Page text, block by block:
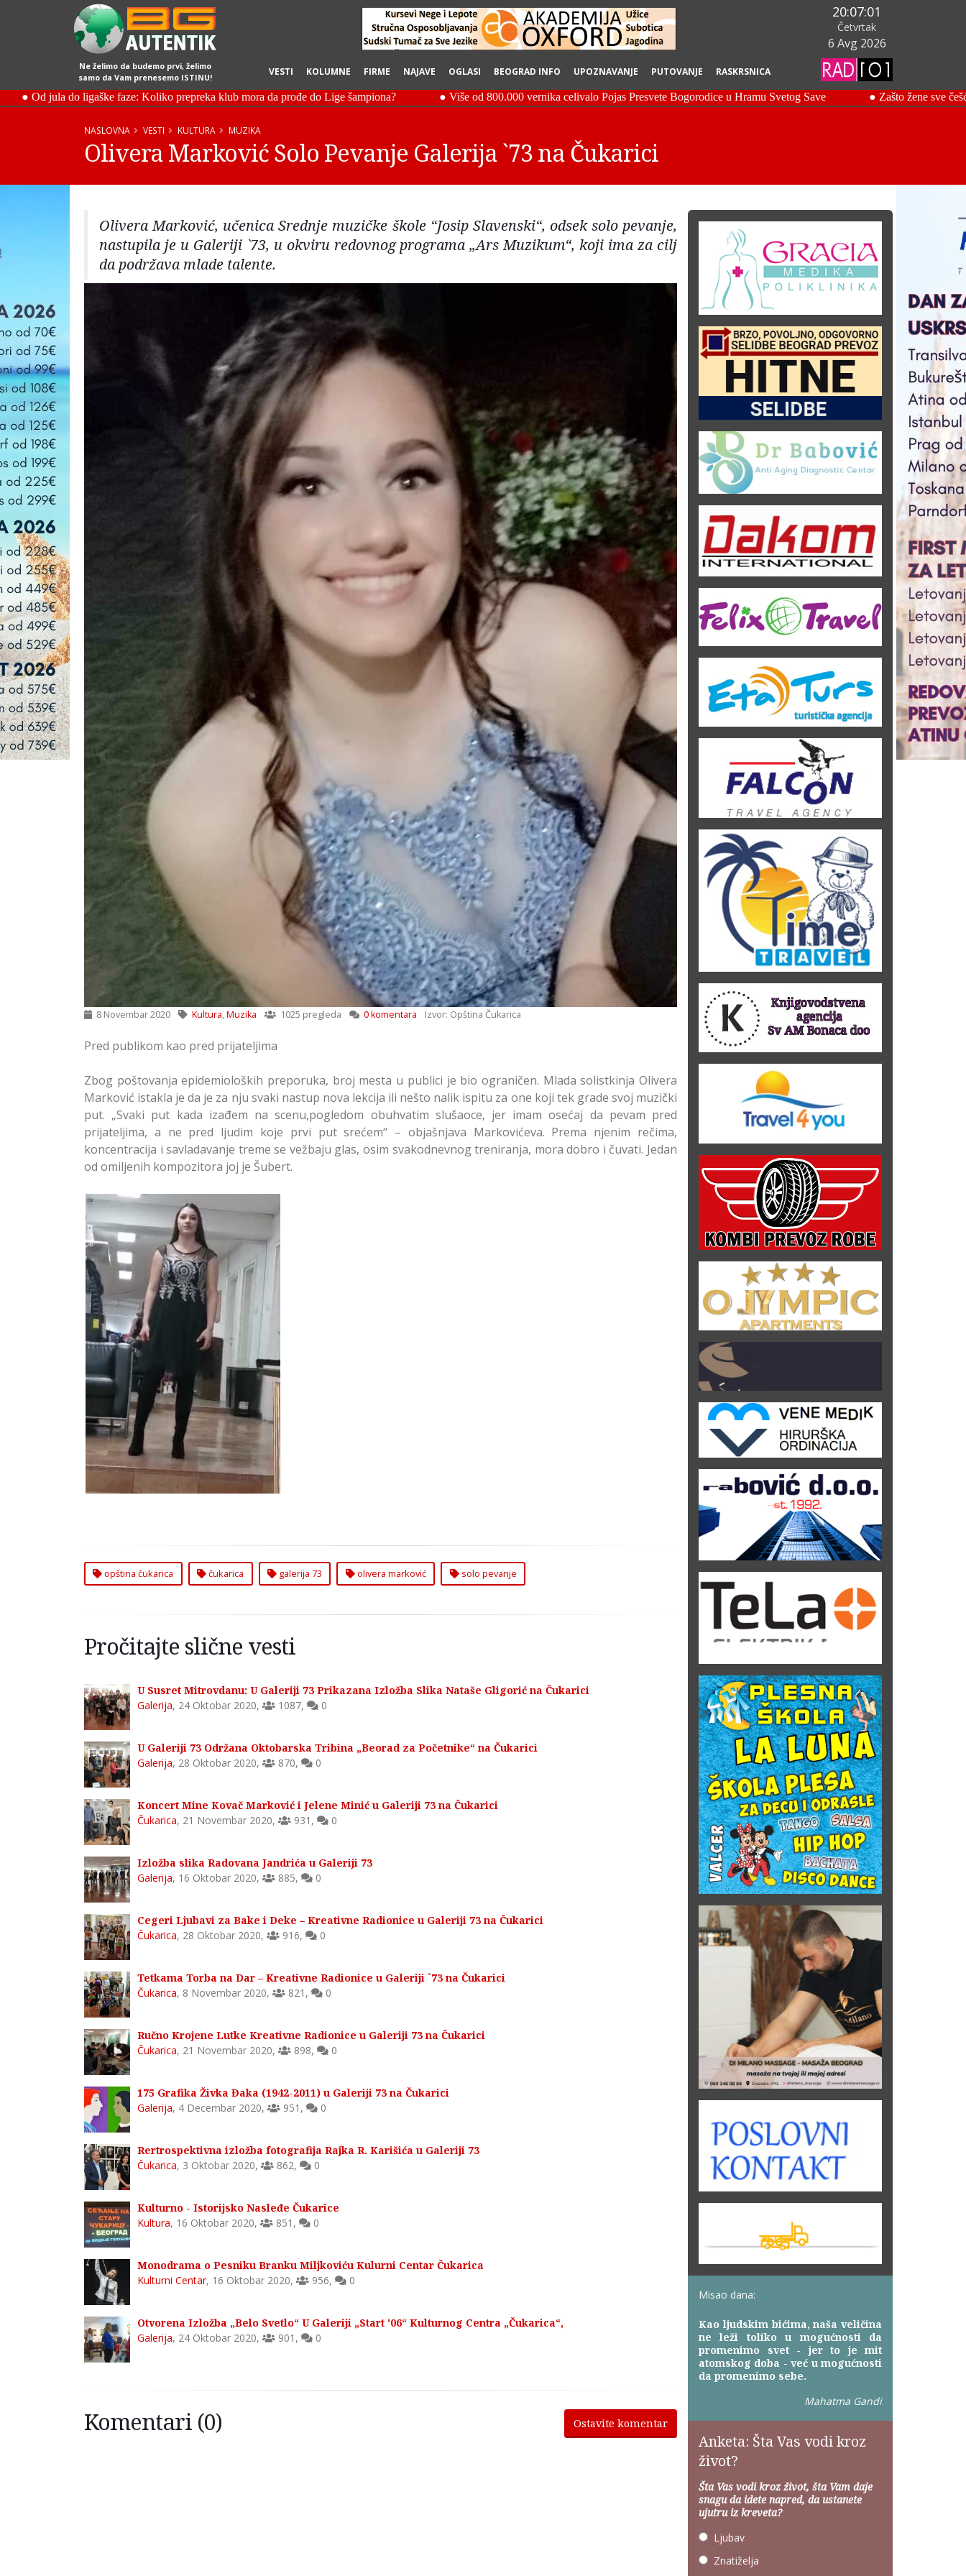
Ne želimo da budemo prvi, želimo
samo da Vam prenesemo ISTINU!
VESTI KOLUMNE FIRME NAJAVE OGLASI BEOGRAD INFO UPOZNAVANJE PUTOVANJE RASKRSNICA
20:07:02
Četvrtak
6 Avg 2026
NASLOVNA VESTI KULTURA MUZIKA
Olivera Marković Solo Pevanje Galerija `73 na Čukarici
Olivera Marković, učenica Srednje muzičke škole “Josip Slavenski“, odsek solo pevanje,
nastupila je u Galeriji `73, u okviru redovnog programa „Ars Muzikum“, koji ima za cilj
da podržava mlade talente.
8 Novembar 2020 Kultura,Muzika 1025 pregleda 0 komentara Izvor: Opština Čukarica
Pred publikom kao pred prijateljima
Zbog poštovanja epidemioloških preporuka, broj mesta u publici je bio ograničen. Mlada solistkinja Olivera
Marković istakla je da je za nju svaki nastup nova lekcija ili nešto nalik ispitu za one koji tek grade svoj muzički
put. „Svaki put kada izađem na scenu,pogledom obuhvatim slušaoce, jer imam osećaj da pevam pred
prijateljima, a ne pred ljudim koje prvi put srećem“ – objašnjava Markovićeva. Prema njenim rečima,
koncentracija i savladavanje treme se vežbaju glas, osim svakodnevnog treniranja, mora dobro i čuvati. Jedan
od omiljenih kompozitora joj je Šubert.
Olivera Marković Solo Pevanje
Galerija `73 na Čukarici
opština čukarica čukarica galerija 73 olivera marković solo pevanje
Pročitajte slične vesti
U Susret Mitrovdanu: U Galeriji 73 Prikazana Izložba Slika Nataše Gligorić na Čukarici
Galerija, 24 Oktobar 2020, 1087, 0
U Galeriji 73 Održana Oktobarska Tribina „Beorad za Početnike“ na Čukarici
Galerija, 28 Oktobar 2020, 870, 0
Koncert Mine Kovač Marković i Jelene Minić u Galeriji 73 na Čukarici
Čukarica, 21 Novembar 2020, 931 , 0
Izložba slika Radovana Jandrića u Galeriji 73
Galerija, 16 Oktobar 2020, 885, 0
Cegeri Ljubavi za Bake i Deke – Kreativne Radionice u Galeriji 73 na Čukarici
Čukarica, 28 Oktobar 2020, 916, 0
Tetkama Torba na Dar – Kreativne Radionice u Galeriji `73 na Čukarici
Čukarica, 8 Novembar 2020, 821 , 0
Ručno Krojene Lutke Kreativne Radionice u Galeriji 73 na Čukarici
Čukarica, 21 Novembar 2020, 898, 0
175 Grafika Živka Đaka (1942-2011) u Galeriji 73 na Čukarici
Galerija, 4 Decembar 2020, 951 , 0
Rertrospektivna izložba fotografija Rajka R. Karišića u Galeriji 73
Čukarica, 3 Oktobar 2020, 862, 0
Kulturno - Istorijsko Nasleđe Čukarice
Kultura, 16 Oktobar 2020, 851 , 0
Monodrama o Pesniku Branku Miljkoviću Kulurni Centar Čukarica
Kulturni Centar, 16 Oktobar 2020, 956, 0
Otvorena Izložba „Belo Svetlo“ U Galeriji „Start '06“ Kulturnog Centra „Čukarica“,
Galerija, 24 Oktobar 2020, 901 , 0
Komentari (0) Ostavite komentar
Misao dana:
Kao ljudskim bićima, naša veličina
ne leži toliko u mogućnosti da
promenimo svet - jer to je mit
atomskog doba - već u mogućnosti
da promenimo sebe.
Mahatma Gandi
Anketa: Šta Vas vodi kroz
život?
Šta Vas vodi kroz život, šta Vam daje
snagu da idete napred, da ustanete
ujutru iz kreveta?
Ljubav
Znatiželja